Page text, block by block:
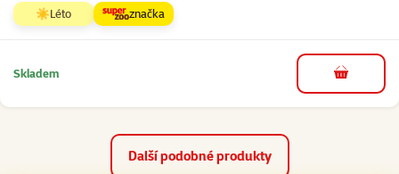
☀️Léto značka
Skladem do košíku
Další podobné produkty